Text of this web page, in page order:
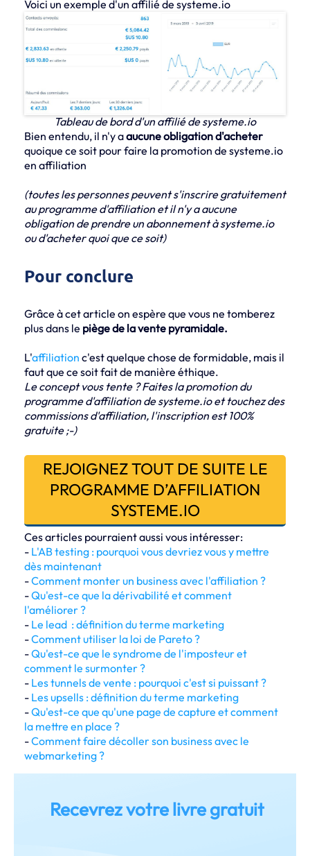
Voici un exemple d'un affilié de systeme.io
Tableau de bord d'un affilié de systeme.io
Bien entendu, il n'y aaucune obligation d'acheter
quoique ce soit pour faire la promotion de systeme.io
en affiliation
(toutes les personnes peuvent s'inscrire gratuitement
au programme d'affiliation et il n'y a aucune
obligation de prendre un abonnement à systeme.io
ou d'acheter quoi que ce soit)
Pour conclure
Grâce à cet article on espère que vous ne tomberez
plus dans le piège de la vente pyramidale.
L'affiliation c'est quelque chose de formidable, mais il
faut que ce soit fait de manière éthique.
Le concept vous tente ? Faites la promotion du
programme d'affiliation de systeme.io et touchez des
commissions d'affiliation, l'inscription est 100%
gratuite ;-)
REJOIGNEZ TOUT DE SUITE LE
PROGRAMME D’AFFILIATION
SYSTEME.IO
Ces articles pourraient aussi vous intéresser:
- L'AB testing : pourquoi vous devriez vous y mettre
dès maintenant
-Comment monter un business avec l'affiliation ?
-Qu'est-ce que la dérivabilité et comment
l'améliorer ?
- Le lead : définition du terme marketing
-Comment utiliser la loi de Pareto ?
-Qu'est-ce que le syndrome de l'imposteur et
comment le surmonter ?
- Les tunnels de vente : pourquoi c'est si puissant ?
- Les upsells : définition du terme marketing
-Qu'est-ce que qu'une page de capture et comment
la mettre en place ?
-Comment faire décoller son business avec le
webmarketing ?
Recevrez votre livre gratuit